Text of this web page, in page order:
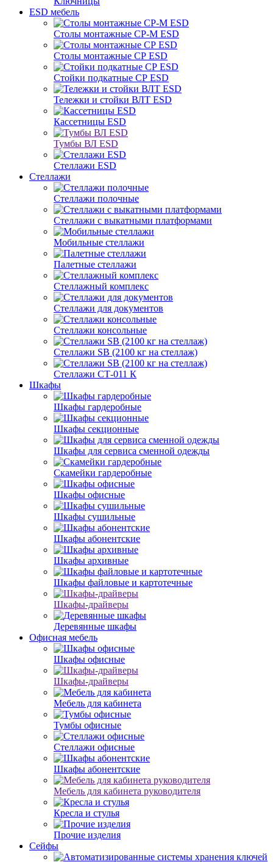
ESD мебель
Столы монтажные СР-М ESD
Столы монтажные СР ESD
Стойки подкатные СР ESD
Тележки и стойки ВЛТ ESD
Кассетницы ESD
Тумбы ВЛ ESD
Стеллажи ESD
Стеллажи
Стеллажи полочные
Стеллажи с выкатными платформами
Мобильные стеллажи
Палетные стеллажи
Стеллажный комплекс
Стеллажи для документов
Стеллажи консольные
Стеллажи SB (2100 кг на стеллаж)
Стеллажи СТ-011 К
Шкафы
Шкафы гардеробные
Шкафы секционные
Шкафы для сервиса сменной одежды
Скамейки гардеробные
Шкафы офисные
Шкафы сушильные
Шкафы абонентские
Шкафы архивные
Шкафы файловые и картотечные
Шкафы-драйверы
Деревянные шкафы
Офисная мебель
Шкафы офисные
Шкафы-драйверы
Мебель для кабинета
Тумбы офисные
Стеллажи офисные
Шкафы абонентские
Мебель для кабинета руководителя
Кресла и стулья
Прочие изделия
Сейфы